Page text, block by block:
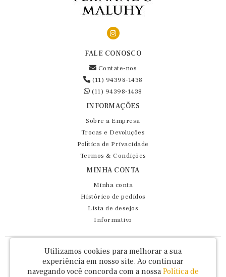
FALE CONOSCO
Contate-nos
(11) 94398-1438
(11) 94398-1438
INFORMAÇÕES
Sobre a Empresa
Trocas e Devoluções
Política de Privacidade
Termos & Condições
MINHA CONTA
Minha conta
Histórico de pedidos
Lista de desejos
Informativo
Fernando Maluhy Cia Ltda - CNPJ: 60.458.825/0001-86
Rua Dr Euclydes da Cunha, 47 - Brás - São Paulo / SP - CEP 03016-030
Utilizamos cookies para melhorar a sua
experiência em nosso site. Ao continuar
navegando você concorda com a nossa Política de